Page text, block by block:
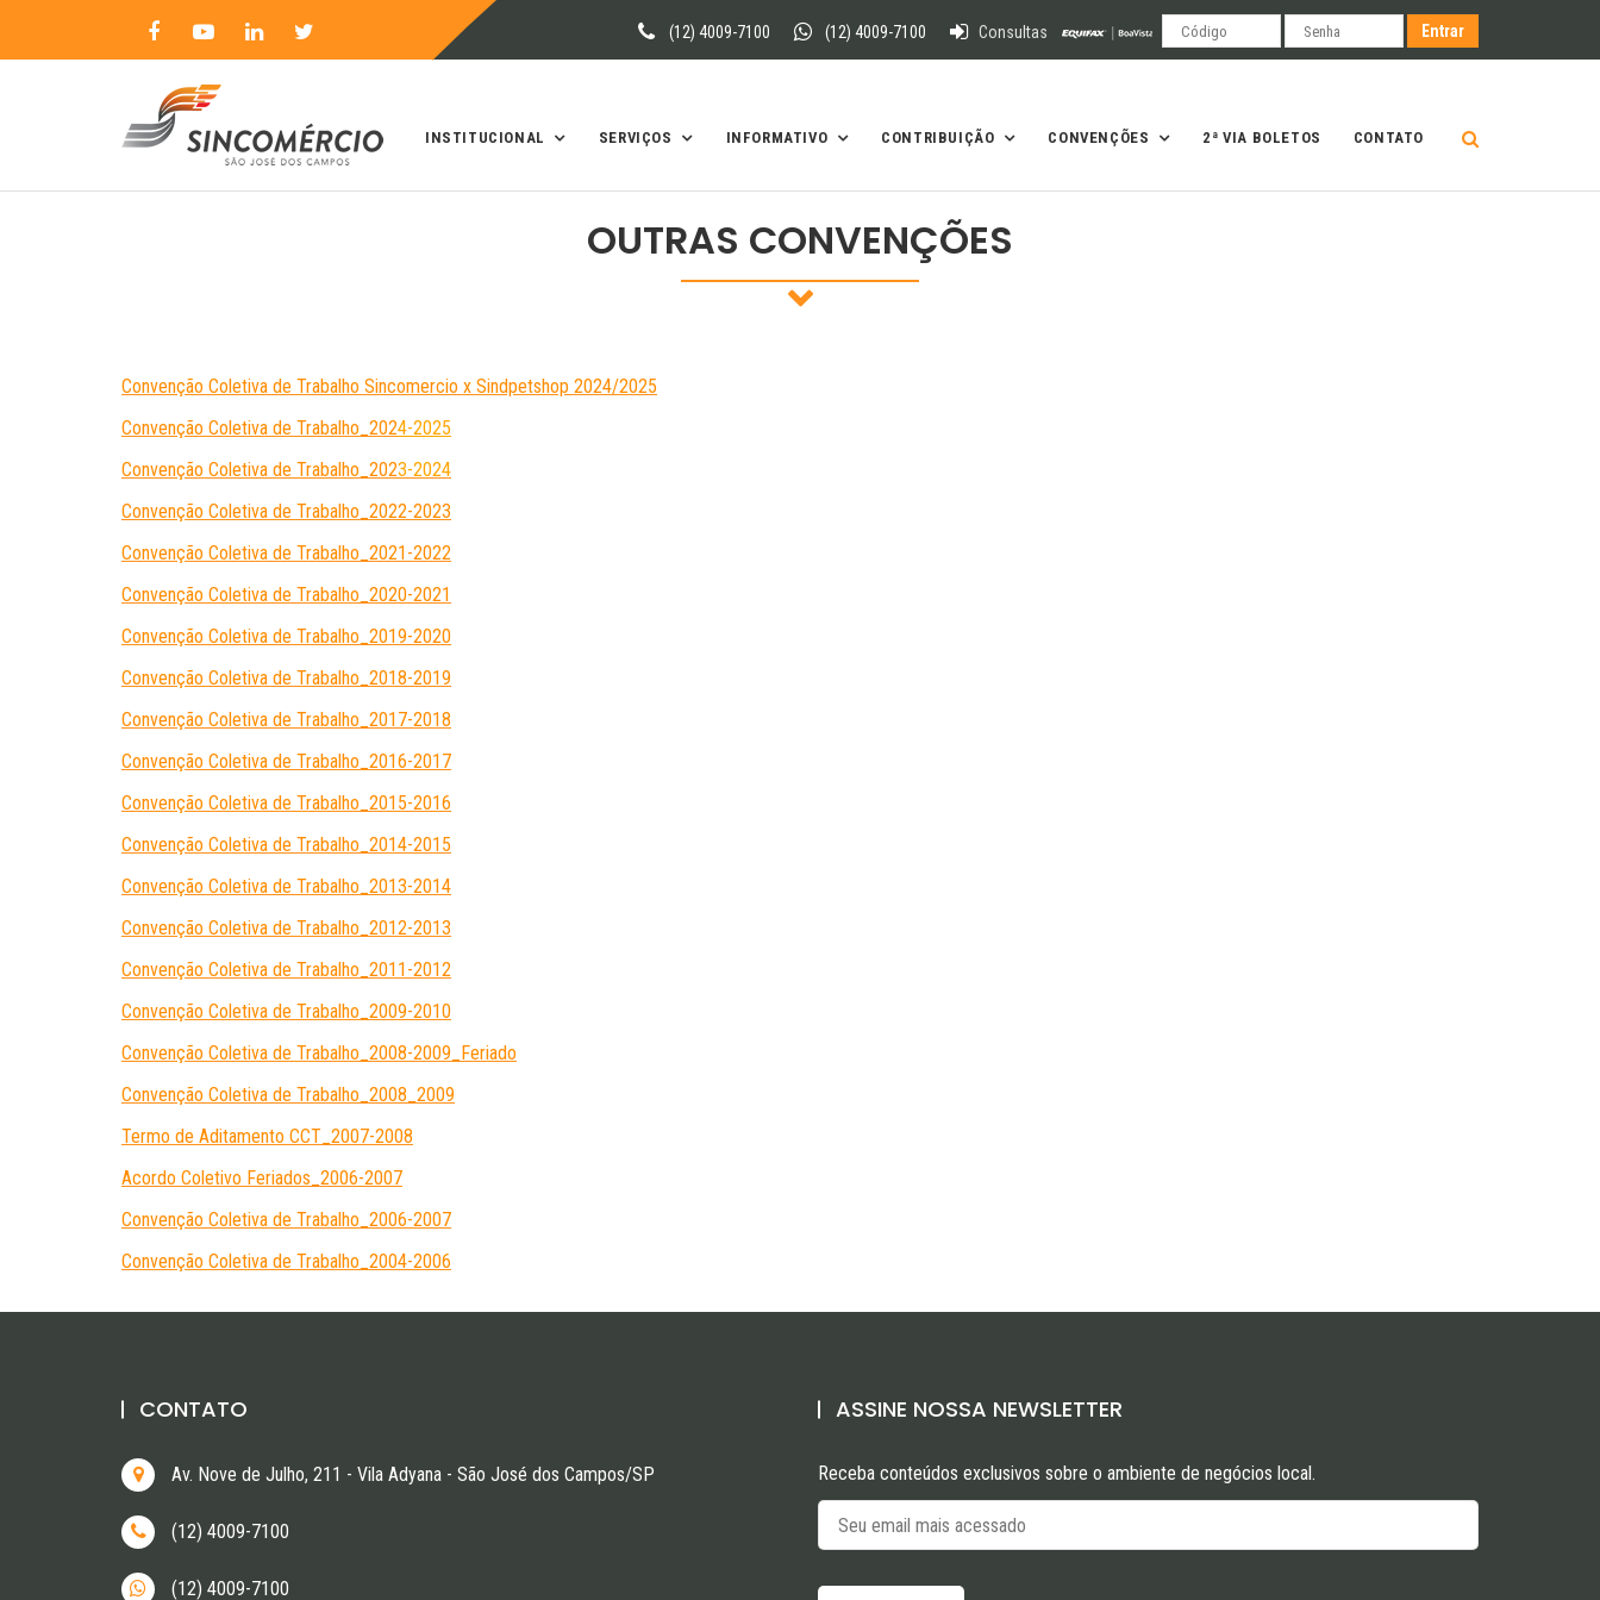
(12) 4009-7100 (12) 4009-7100 Consultas
INSTITUCIONAL SERVIÇOS INFORMATIVO CONTRIBUIÇÃO CONVENÇÕES 2ª VIA BOLETOS CONTATO
OUTRAS CONVENÇÕES
Convenção Coletiva de Trabalho Sincomercio x Sindpetshop 2024/2025
Convenção Coletiva de Trabalho_2024-2025
Convenção Coletiva de Trabalho_2023-2024
Convenção Coletiva de Trabalho_2022-2023
Convenção Coletiva de Trabalho_2021-2022
Convenção Coletiva de Trabalho_2020-2021
Convenção Coletiva de Trabalho_2019-2020
Convenção Coletiva de Trabalho_2018-2019
Convenção Coletiva de Trabalho_2017-2018
Convenção Coletiva de Trabalho_2016-2017
Convenção Coletiva de Trabalho_2015-2016
Convenção Coletiva de Trabalho_2014-2015
Convenção Coletiva de Trabalho_2013-2014
Convenção Coletiva de Trabalho_2012-2013
Convenção Coletiva de Trabalho_2011-2012
Convenção Coletiva de Trabalho_2009-2010
Convenção Coletiva de Trabalho_2008-2009_Feriado
Convenção Coletiva de Trabalho_2008_2009
Termo de Aditamento CCT_2007-2008
Acordo Coletivo Feriados_2006-2007
Convenção Coletiva de Trabalho_2006-2007
Convenção Coletiva de Trabalho_2004-2006
CONTATO
Av. Nove de Julho, 211 - Vila Adyana - São José dos Campos/SP
(12) 4009-7100
(12) 4009-7100
ASSINE NOSSA NEWSLETTER
Receba conteúdos exclusivos sobre o ambiente de negócios local.